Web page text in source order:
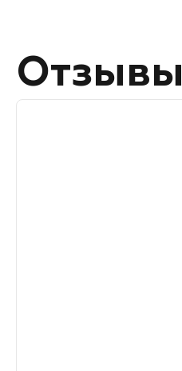
Отзывы